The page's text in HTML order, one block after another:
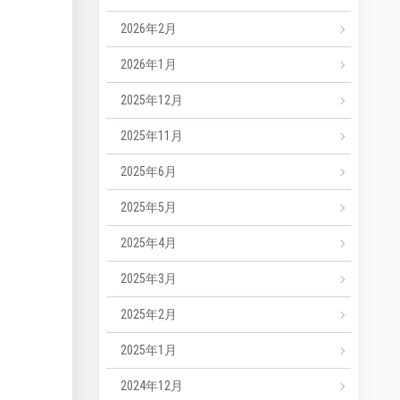
2026年2月
2026年1月
2025年12月
2025年11月
2025年6月
2025年5月
2025年4月
2025年3月
2025年2月
2025年1月
2024年12月